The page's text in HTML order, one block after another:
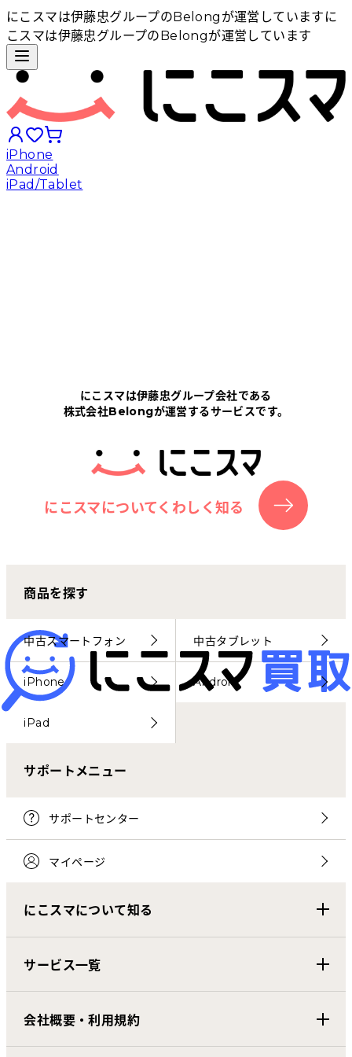
にこスマは伊藤忠グループのBelongが運営しています に
こスマは伊藤忠グループのBelongが運営しています
iPhone
Android
iPad/Tablet
にこスマについて
サポートセンター
お客さまの声
にこスマ通信
マイページ
にこスマは伊藤忠グループ会社である
株式会社Belongが運営するサービスです。
にこスマについてくわしく知る
商品を探す
中古スマートフォン 中古タブレット
iPhone Android
iPad
サポートメニュー
サポートセンター
マイページ
にこスマについて知る
サービス一覧
会社概要・利用規約